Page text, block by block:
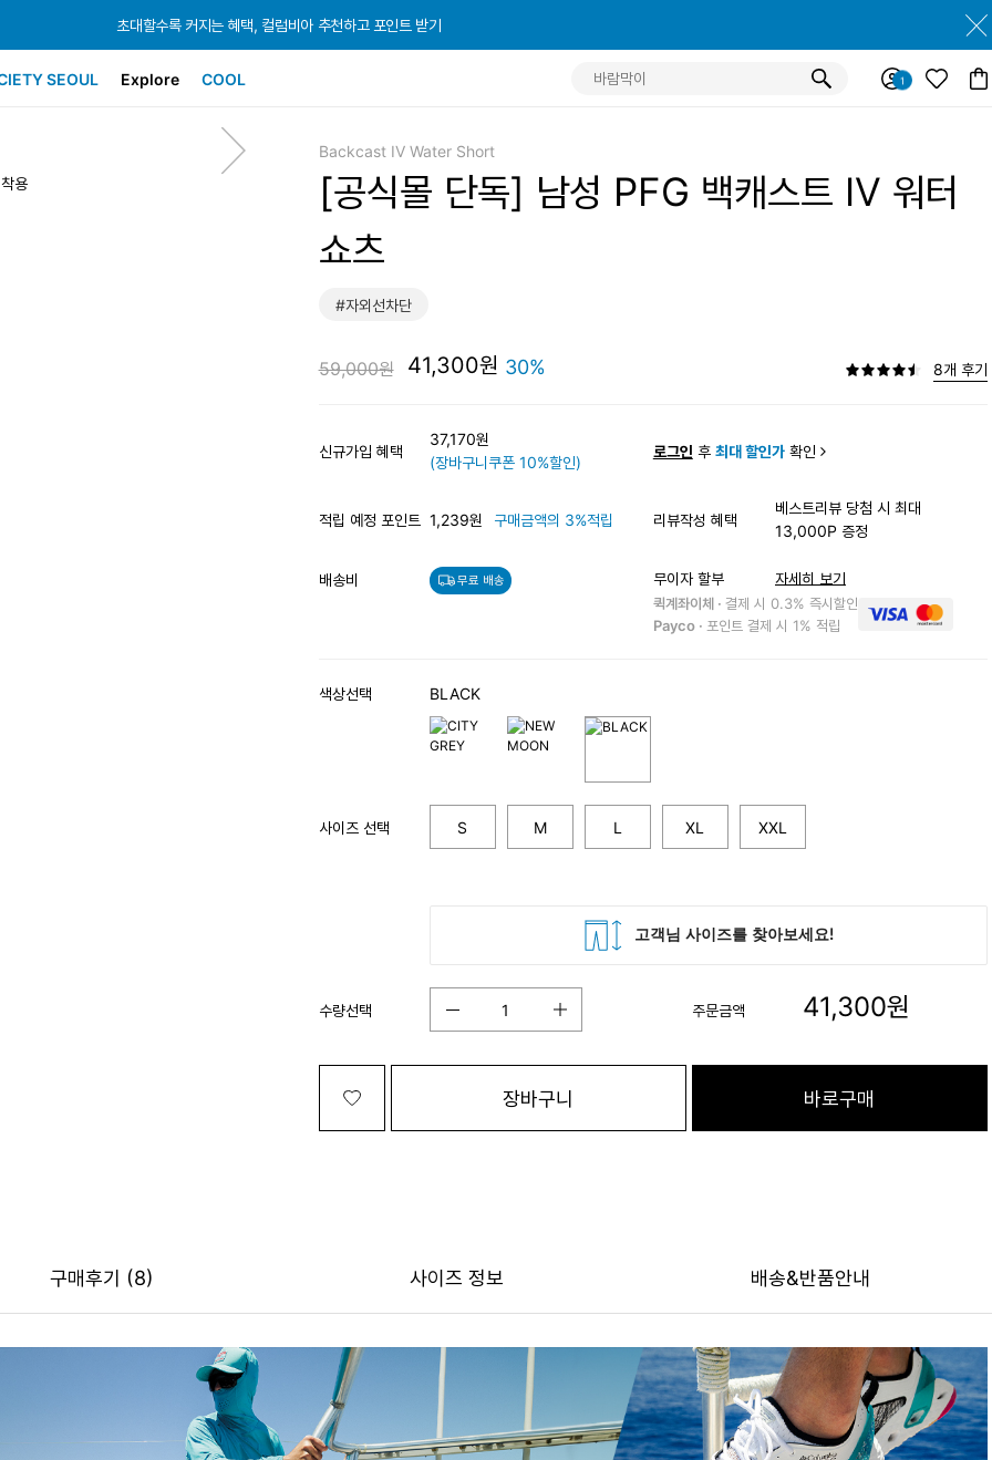
초대할수록 커지는 혜택, 컬럼비아 추천하고 포인트 받기
초대할수록 커지는 혜택, 컬럼비아 추천하고 포인트 받기
초대할수록 커지는 혜택, 컬럼비아 추천하고 포인트 받기
SEOUL Explore COOL
용
Backcast IV Water Short
[공식몰 단독] 남성 PFG 백캐스트 IV 워터
쇼츠
#자외선차단
59,000원 41,300원 30% 8개 후기
신규가입 혜택
37,170원
(장바구니쿠폰 10%할인)
로그인 후 최대 할인가확인
적립 예정 포인트 1,239원 구매금액의 3%적립 리뷰작성 혜택
베스트리뷰 당첨 시 최대
13,000P 증정
배송비 무료 배송 무이자 할부 자세히 보기
퀵계좌이체 · 결제 시 0.3% 즉시할인
Payco · 포인트 결제 시 1% 적립
색상선택 BLACK
사이즈 선택 S M L XL XXL
수량선택 주문금액 41,300원
장바구니 바로구매
구매후기 (8) 사이즈 정보 배송&반품안내